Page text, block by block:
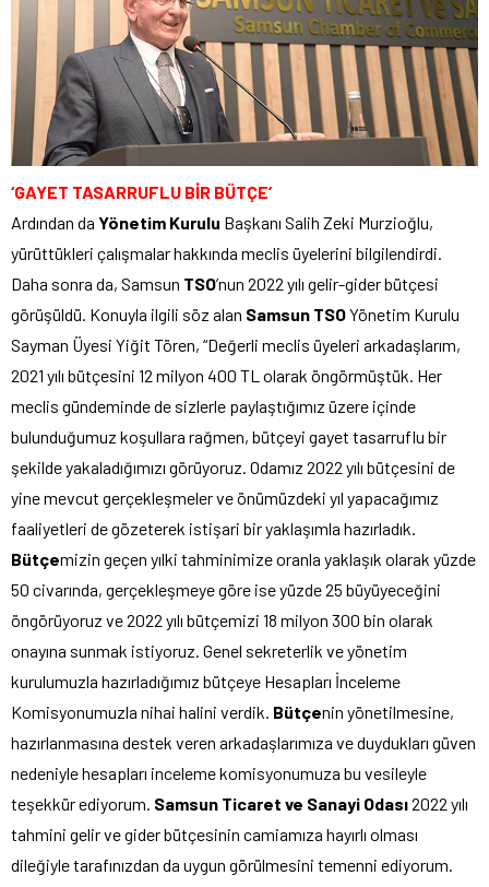
‘GAYET TASARRUFLU BİR BÜTÇE’
Ardından da Yönetim Kurulu Başkanı Salih Zeki Murzioğlu,
yürüttükleri çalışmalar hakkında meclis üyelerini bilgilendirdi.
Daha sonra da, Samsun TSO’nun 2022 yılı gelir-gider bütçesi
görüşüldü. Konuyla ilgili söz alan Samsun TSOYönetim Kurulu
Sayman Üyesi Yiğit Tören, “Değerli meclis üyeleri arkadaşlarım,
2021 yılı bütçesini 12 milyon 400 TL olarak öngörmüştük. Her
meclis gündeminde de sizlerle paylaştığımız üzere içinde
bulunduğumuz koşullara rağmen, bütçeyi gayet tasarruflu bir
şekilde yakaladığımızı görüyoruz. Odamız 2022 yılı bütçesini de
yine mevcut gerçekleşmeler ve önümüzdeki yıl yapacağımız
faaliyetleri de gözeterek istişari bir yaklaşımla hazırladık.
Bütçemizin geçen yılki tahminimize oranla yaklaşık olarak yüzde
50 civarında, gerçekleşmeye göre ise yüzde 25 büyüyeceğini
öngörüyoruz ve 2022 yılı bütçemizi 18 milyon 300 bin olarak
onayına sunmak istiyoruz. Genel sekreterlik ve yönetim
kurulumuzla hazırladığımız bütçeye Hesapları İnceleme
Komisyonumuzla nihai halini verdik. Bütçenin yönetilmesine,
hazırlanmasına destek veren arkadaşlarımıza ve duydukları güven
nedeniyle hesapları inceleme komisyonumuza bu vesileyle
teşekkür ediyorum. Samsun Ticaret ve Sanayi Odası2022 yılı
tahmini gelir ve gider bütçesinin camiamıza hayırlı olması
dileğiyle tarafınızdan da uygun görülmesini temenni ediyorum.